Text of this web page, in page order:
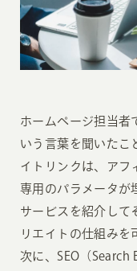
ホームページ担当者
いう言葉を聞いたこ
イトリンクは、アフ
専用のパラメータが
サービスを紹介して
リエイトの仕組みを
次に、SEO（